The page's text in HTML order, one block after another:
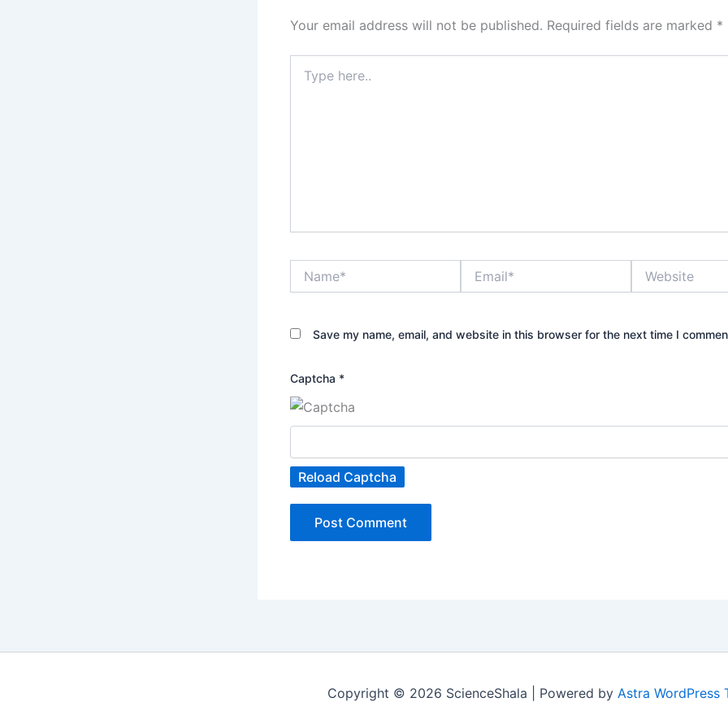
Your email address will not be published. Required fields are marked *
here..
Save my name, email, and website in this browser for the next time I
Captcha *
Reload Captcha
Copyright © 2026 ScienceShala | Powered by Astra WordPress